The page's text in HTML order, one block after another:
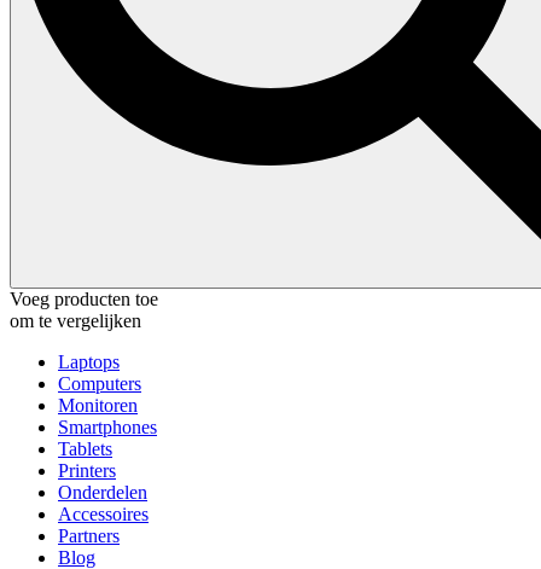
Voeg producten toe
om te vergelijken
Laptops
Computers
Monitoren
Smartphones
Tablets
Printers
Onderdelen
Accessoires
Partners
Blog